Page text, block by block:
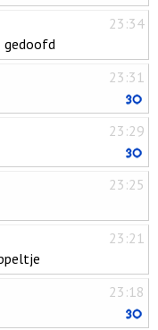
23:34
gedoofd
23:31
23:29
23:25
23:21
23:18